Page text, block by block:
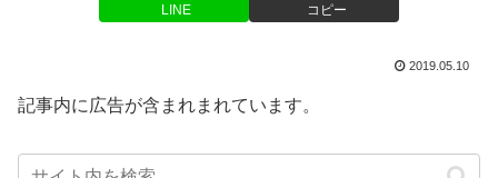
LINE コピー
2019.05.10
記事内に広告が含まれまれています。